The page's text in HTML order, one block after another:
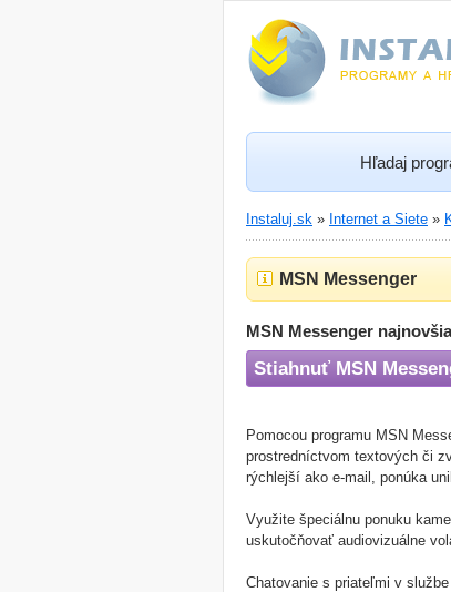
Hľadaj
Instaluj.sk » Internet a Siete »
MSN Messenger
MSN Messenger
Stiahnuť MSN
Pomocou programu MSN
prostredníctvom textových či
rýchlejší ako e-mail, ponúka
Využite špeciálnu ponuku
uskutočňovať audiovizuálne
Chatovanie s priateľmi v